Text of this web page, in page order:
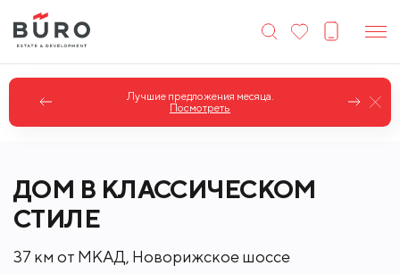
Коттеджи в классическом стиле.
Посмотреть
ДОМ В КЛАССИЧЕСКОМ
СТИЛЕ
37 км от МКАД, Новорижское шоссе